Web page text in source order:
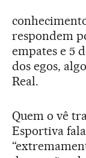
respondem
empates e 5
dos egos,
Real.
Quem o vê
Esportiva